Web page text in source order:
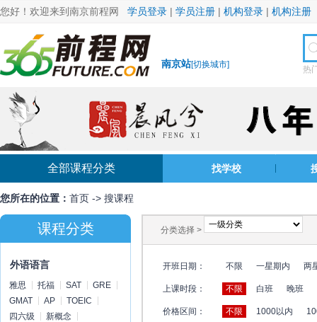
您好！欢迎来到南京前程网 学员登录 | 学员注册 | 机构登录 | 机构注册
南京站[切换城市] 热
全部课程分类 找学校
您所在的位置： 首页 -> 搜课程
课程分类
外语语言
雅思 托福 SAT
GRE
GMAT
AP
TOEIC
四六级
新概念
分类选择 >
开班日期： 不限 一星期内 两
上课时段： 不限 白班 晚班
价格区间： 不限 1000以内